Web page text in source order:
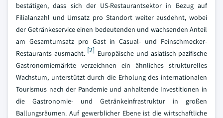
bestätigen, dass sich der US-Restaurantsektor in Bezug auf
Filialanzahl und Umsatz pro Standort weiter ausdehnt, wobei
der Getränkeservice einen bedeutenden und wachsenden Anteil
am Gesamtumsatz pro Gast in Casual- und Feinschmecker-
Restaurants ausmacht. [2] Europäische und asiatisch-pazifische
Gastronomiemärkte verzeichnen ein ähnliches strukturelles
Wachstum, unterstützt durch die Erholung des internationalen
Tourismus nach der Pandemie und anhaltende Investitionen in
die Gastronomie- und Getränkeinfrastruktur in großen
Ballungsräumen. Auf gewerblicher Ebene ist die wirtschaftliche